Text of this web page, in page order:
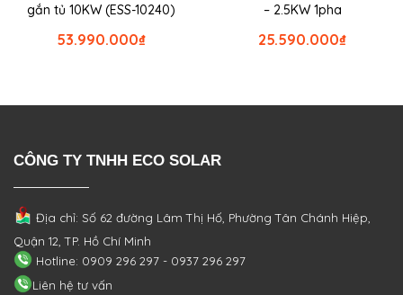
gắn tủ 10KW (ESS-10240)
₫
53.990.000
– 2.5KW 1pha
₫
25.590.000
CÔNG TY TNHH ECO SOLAR
Địa chỉ: Số 62 đường Lâm Thị Hố, PhườngTân Chánh Hiệp,
Quận 12, TP. Hồ Chí Minh
Hotline: 0909 296 297 - 0937 296 297
Liên hệ tư vấn